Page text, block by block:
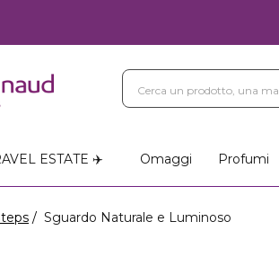
ESTATE ✈️ Omaggi Profumi
Sguardo Naturale e Luminoso